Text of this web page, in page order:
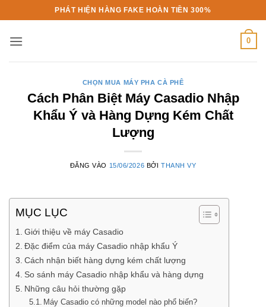
qua
nội
PHÁT HIỆN HÀNG FAKE HOÀN TIỀN 300%
0
CHỌN MUA MÁY PHA CÀ PHÊ
Cách Phân Biệt Máy Casadio Nhập
Khẩu Ý và Hàng Dựng Kém Chất
Lượng
ĐĂNG VÀO 15/06/2026 BỞI THANH VY
MỤC LỤC
Giới thiệu về máy Casadio
Đặc điểm của máy Casadio nhập khẩu Ý
Cách nhận biết hàng dựng kém chất lượng
So sánh máy Casadio nhập khẩu và hàng dựng
Những câu hỏi thường gặp
Máy Casadio có những model nào phổ biến?